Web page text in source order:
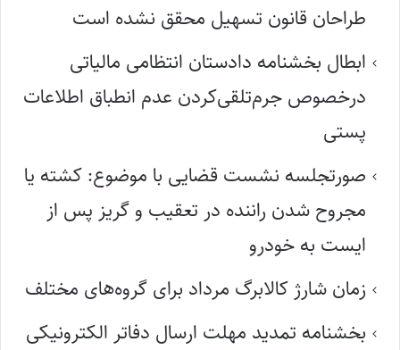
طراحان قانون تسهیل محقق نشده است
ابطال بخشنامه دادستان انتظامی مالیاتی
درخصوص جرم‌تلقی‌کردن عدم انطباق اطلاعات
پستی
صورتجلسه نشست قضایی با موضوع: کشته یا
مجروح شدن راننده در تعقیب و گریز پس از
ایست به خودرو
زمان شارژ کالابرگ مرداد برای گروه‌های مختلف
بخشنامه تمدید مهلت ارسال دفاتر الکترونیکی